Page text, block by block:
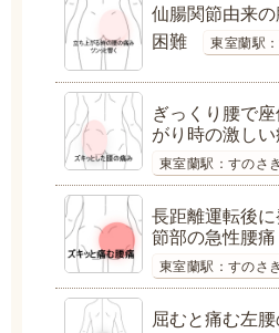
仙腸関節由来
困難
東室蘭駅
ぎっくり腰で
がり時の激し
東室蘭駅：すのさ
長距離運転後
節部の急性腰痛
東室蘭駅：すのさ
屈むと痛む左